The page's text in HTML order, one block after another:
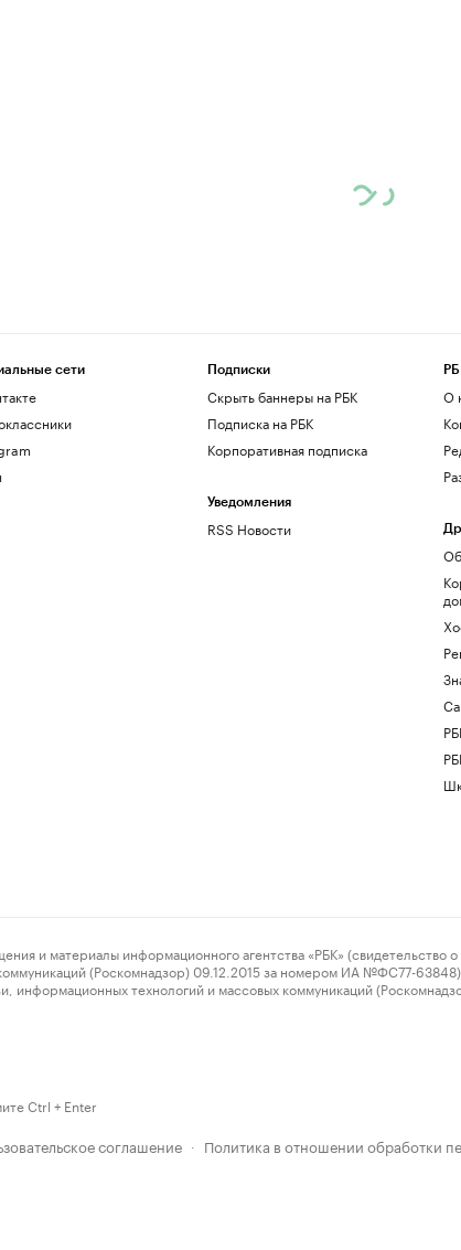
сети Подписки
Скрыть баннеры на РБК
Подписка на РБК
Корпоративная подписка
Уведомления
RSS Новости
О
информационного агентства «РБК» (свидетельство о
(Роскомнадзор) 09.12.2015 за номером ИА №ФС77-63848)
информационных технологий и массовых коммуникаций
Ctrl + Enter
соглашение · Политика в отношении обработки